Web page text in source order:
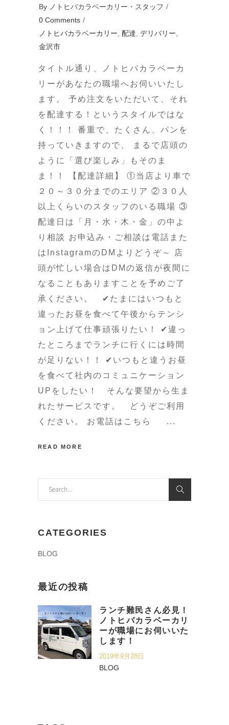
By ノトヒバカラベーカリー・スタッフ
0 Comments
ノトヒバカラベーカリー 配達 デリバリー
金沢市
タイトル通り、ノトヒバカラベーカ
リーがあなたの職場へお伺いいたし
ます。 予め注文をいただいて、それ
を配達する！というスタイルではな
く！！！ 番重で、たくさん、パンを
持っていきますので、 まるで店頭の
ように「選び楽しみ」もそのま
ま！！ 【配達詳細】 ①当店より車で
２０～３０分までのエリア ②３０人
以上くらいのスタッフのいる職場 ③
配達日は「月・水・木・金」の中よ
り相談 お申込み・ご相談は電話また
はInstagramのDMよりどうぞ～ 店
頭が忙しい場合はDMの返信が夜間に
なることもありますことを予めご了
承ください。 ✔たまにはいつもと
違ったお昼を食べて午後からテンシ
ョン上げて仕事頑張りたい！ ✔違っ
たところまでランチに行くには時間
が足りない！！ ✔いつもと違うお昼
を食べて社内のコミュニケーション
UPをしたい！ そんな要望から生ま
れたサービスです。 どうぞご利用
ください。 お電話はこちら
READ MORE
CATEGORIES
BLOG
最近の投稿
ランチ難民さん必見！
ノトヒバカラベーカリ
ーが職場にお伺いいた
します！
2019年9月28日
BLOG